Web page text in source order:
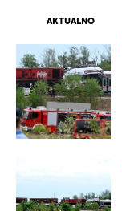
AKTUALNO